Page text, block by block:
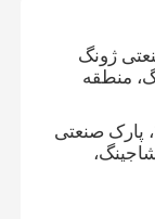
پارک صنعتی ژونگ
منطقه
طبقه 3، ساختمان 1، پارک صنعتی